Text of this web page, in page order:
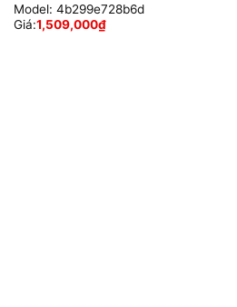
Model: 4b299e728b6d
Giá:1,509,000₫